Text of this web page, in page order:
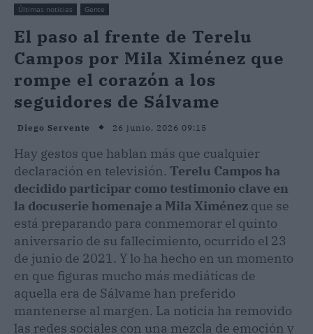
Últimas noticias Gente
El paso al frente de Terelu
Campos por Mila Ximénez que
rompe el corazón a los
seguidores de Sálvame
Diego Servente 26 junio, 2026 09:15
Hay gestos que hablan más que cualquier
declaración en televisión. Terelu Campos ha
decidido participar como testimonio clave en
la docuserie homenaje a Mila Ximénez que se
está preparando para conmemorar el quinto
aniversario de su fallecimiento, ocurrido el 23
de junio de 2021. Y lo ha hecho en un momento
en que figuras mucho más mediáticas de
aquella era de Sálvame han preferido
mantenerse al margen. La noticia ha removido
las redes sociales con una mezcla de emoción y